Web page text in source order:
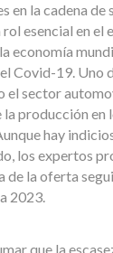
en la cadena de
esencial en el
economía
Covid-19. Uno
el sector
producción en
hay
los expertos
de la oferta
2023.
que la